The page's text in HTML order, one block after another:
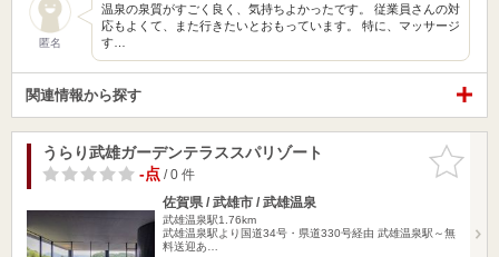
匿名
温泉の泉質がすごく良く、気持ちよかったです。 従業員さんの対
応もよくて、また行きたいとおもっています。 特に、マッサージ
す…
関連情報から探す
お気に入
りに追加
うらり武雄ガーデンテラススパリゾート
-点/ 0 件
佐賀県 / 武雄市 / 武雄温泉
武雄温泉駅1.76km
武雄温泉駅より国道34号・県道330号経由 武雄温泉駅～無
料送迎あ…